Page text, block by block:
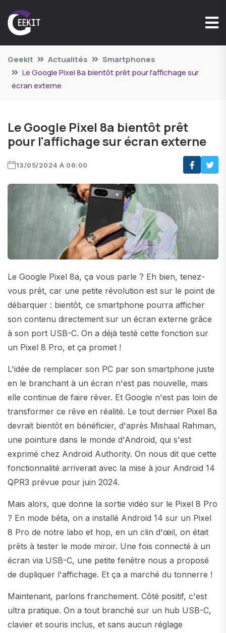
Geekit Actualités
Smartphones
Le Google Pixel 8a bientôt prêt pour l'affichage sur
écran externe
Le Google Pixel 8a bientôt prêt
pour l'affichage sur écran externe
13/05/2024 À 06:00
Le Google Pixel 8a, ça vous parle ? Eh bien, tenez-
vous prêt, car une petite révolution est sur le point de
débarquer : bientôt, ce smartphone pourra afficher
son contenu directement sur un écran externe grâce
à son port USB-C. On a déjà testé cette fonction sur
un Pixel 8 Pro, et ça promet !
L'idée de remplacer son PC par son smartphone juste
en le branchant à un écran n'est pas nouvelle, mais
elle continue de faire rêver. Et Google n'est pas loin de
transformer ce rêve en réalité. Le tout dernier Pixel 8a
devrait bientôt en bénéficier, d'après Mishaal Rahman,
une pointure dans le monde d'Android, qui s'est
exprimé chez Android Authority. On nous dit que cette
fonctionnalité arriverait avec la mise à jour Android 14
QPR3 prévue pour juin 2024.
Mais alors, que donne la sortie vidéo sur le Pixel 8 Pro
? En mode bêta, on a installé Android 14 sur un Pixel
8 Pro de notre labo et hop, en un clin d'œil, on était
prêts à tester le mode miroir. Une fois connecté à un
écran via USB-C, une petite fenêtre nous a proposé
de dupliquer l'affichage. Et ça a marché du tonnerre !
Maintenant, parlons franchement. Côté positif, c'est
ultra pratique. On a tout branché sur un hub USB-C,
clavier et souris inclus, et sans aucun réglage